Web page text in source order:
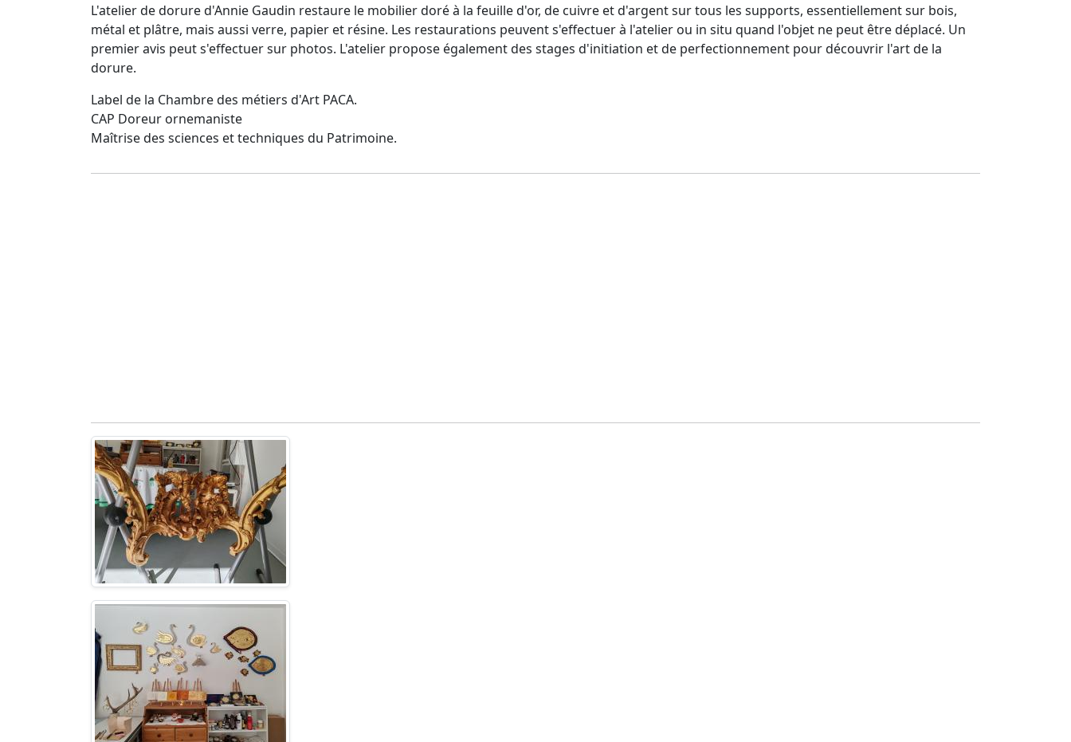
L'atelier de dorure d'Annie Gaudin restaure le mobilier doré à la feuille d'or, de cuivre et d'argent sur tous les supports, essentiellement sur bois,
métal et plâtre, mais aussi verre, papier et résine. Les restaurations peuvent s'effectuer à l'atelier ou in situ quand l'objet ne peut être déplacé. Un
premier avis peut s'effectuer sur photos. L'atelier propose également des stages d'initiation et de perfectionnement pour découvrir l'art de la
dorure.
Label de la Chambre des métiers d'Art PACA.
CAP Doreur ornemaniste
Maîtrise des sciences et techniques du Patrimoine.